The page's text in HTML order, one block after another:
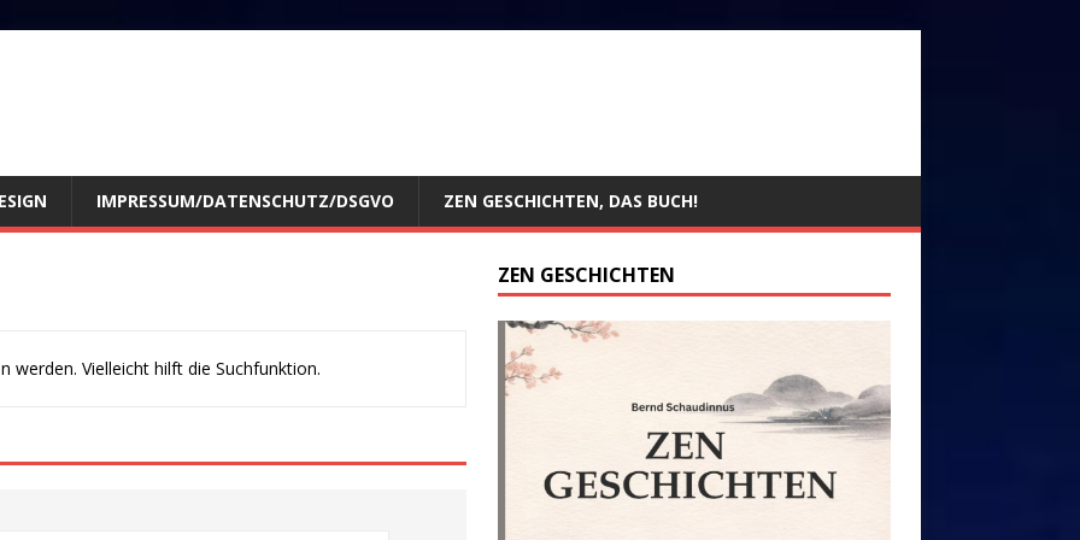
IMPRESSUM/DATENSCHUTZ/DSGVO ZEN GESCHICHTEN, DAS BUCH!
werden. Vielleicht hilft die Suchfunktion.
ZEN GESCHICHTEN